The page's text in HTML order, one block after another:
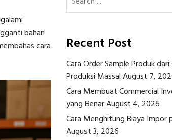
bahan
cara
Recent Post
Cara Order Sample Produk dari
Produksi MassalAugust 7,
Cara Membuat Commercial
yang BenarAugust 4, 2026
Cara Menghitung Biaya Impor
August 3, 2026